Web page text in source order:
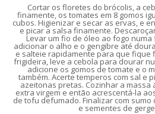
Cortar os floretes do brócolis, a
finamente, os tomates em 8 gomos
cubos. Higienizar e secar as ervas, e
e picar a salsa finamente.
Levar um fio de óleo ao fogo
adicionar o alho e o gengibre até
e salteie rapidamente para que fique
frigideira, leve a cebola para dourar
adicione os gomos de tomate e o
também. Acerte temperos com sal e
azeitonas pretas. Cozinhar a massa
extra virgem e então acrescentá-la
de tofu defumado. Finalizar com
e sementes de